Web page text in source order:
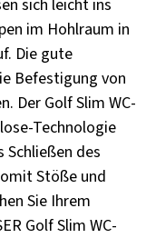
sich leicht ins
im Hohlraum in
Die gute
Befestigung von
Der Golf Slim WC-
Technologie
des
Stöße und
Sie Ihrem
Golf Slim WC-